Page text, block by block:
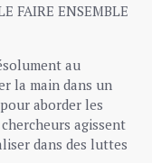
FAIRE ENSEMBLE
au
la main dans un
aborder les
agissent
dans des luttes